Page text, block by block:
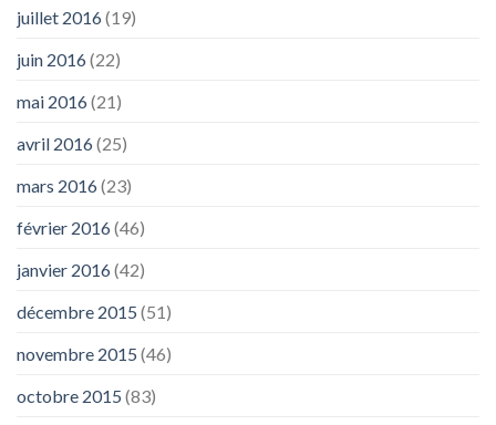
juillet 2016(19)
juin 2016(22)
mai 2016(21)
avril 2016(25)
mars 2016(23)
février 2016(46)
janvier 2016(42)
décembre 2015 (51)
novembre 2015 (46)
octobre 2015 (83)